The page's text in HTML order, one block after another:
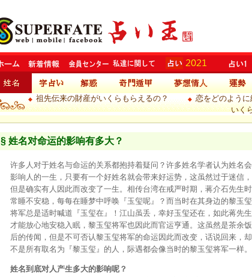
◆祖先伝来の財産がいくらもらえるの？ ◆ 恋をどのよう
いく
§ 姓名对命运的影响有多大？
许多人对于姓名与命运的关系都抱持着疑问？许多姓名学者认为姓名会
影响人的一生，只要有一个好姓名就会带来好运势，这虽然过于迷信，
但是确实有人因此而改变了一生。相传台湾在戒严时期，蒋介石先生时
常睡不安稳，每每在睡梦中呼唤『玉玺呢』？而当时在其身边的黎玉玺
将军总是适时喊道『玉玺在』！江山虽丢，幸好玉玺还在，如此蒋先生
才能放心地安稳入眠，黎玉玺将军也因此而官运亨通。这虽然是茶余饭
后的传闻，但是不可否认黎玉玺将军的命运因此而改变，话说回来，却
不是所有取名为『黎玉玺』的人，际遇都会像当时的黎玉玺将军一样。
姓名到底对人产生多大的影响呢？